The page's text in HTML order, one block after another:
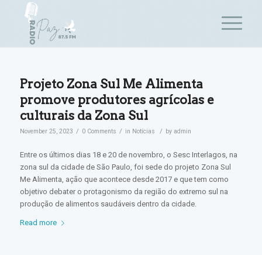
Projeto Zona Sul Me Alimenta
promove produtores agrícolas e
culturais da Zona Sul
November 25, 2023 / 0 Comments / in Notícias / by admin
Entre os últimos dias 18 e 20 de novembro, o Sesc Interlagos, na
zona sul da cidade de São Paulo, foi sede do projeto Zona Sul
Me Alimenta, ação que acontece desde 2017 e que tem como
objetivo debater o protagonismo da região do extremo sul na
produção de alimentos saudáveis dentro da cidade.
Read more